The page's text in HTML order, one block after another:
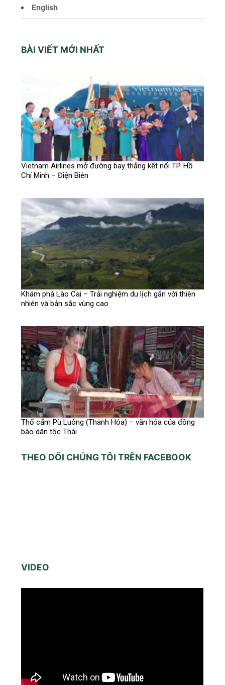
English
BÀI VIẾT MỚI NHẤT
Vietnam Airlines mở đường bay thẳng kết nối TP. Hồ
Chí Minh – Điện Biên
Khám phá Lào Cai – Trải nghiệm du lịch gắn với thiên
nhiên và bản sắc vùng cao
Thổ cẩm Pù Luông (Thanh Hóa) – văn hóa của đồng
bào dân tộc Thái
THEO DÕI CHÚNG TÔI TRÊN FACEBOOK
VIDEO